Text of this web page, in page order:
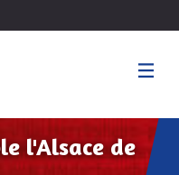
l'Alsace de